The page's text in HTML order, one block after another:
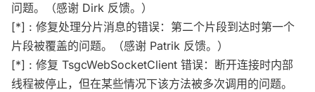
问题。（感谢 Dirk 反馈。）
[*] : 修复处理分片消息的错误：第二个片段到达时第一个
片段被覆盖的问题。（感谢 Patrik 反馈。）
[*] : 修复 TsgcWebSocketClient 错误：断开连接时内部
线程被停止，但在某些情况下该方法被多次调用的问题。